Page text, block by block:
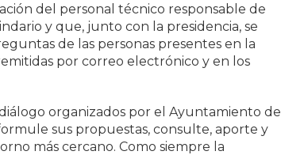
del personal técnico responsable de
y que, junto con la presidencia, se
de las personas presentes en la
por correo electrónico y en los
organizados por el Ayuntamiento de
sus propuestas, consulte, aporte y
más cercano. Como siempre la